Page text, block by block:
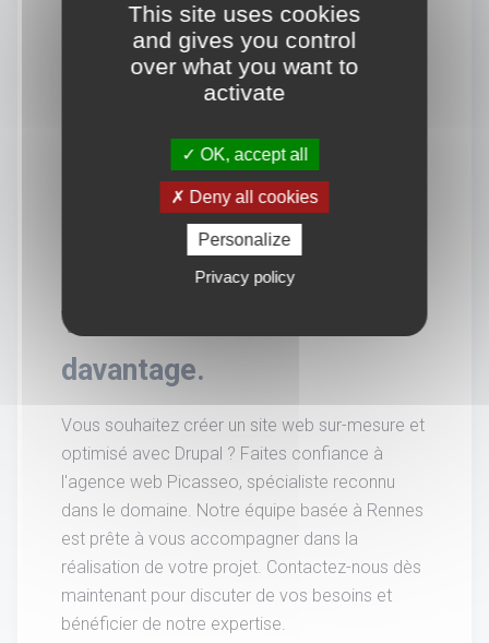
Vous souhaitez en savoir
davantage.
Vous souhaitez créer un site web sur-mesure et
optimisé avec Drupal ? Faites confiance à
l'agence web Picasseo, spécialiste reconnu
dans le domaine. Notre équipe basée à Rennes
est prête à vous accompagner dans la
réalisation de votre projet. Contactez-nous dès
maintenant pour discuter de vos besoins et
bénéficier de notre expertise.
This site uses cookies
and gives you control
over what you want to
activate
OK, accept all
Deny all cookies
Personalize
Privacy policy